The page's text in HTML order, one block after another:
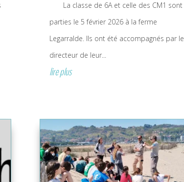
La classe de 6A et celle des CM1 sont
parties le 5 février 2026 à la ferme
Legarralde. Ils ont été accompagnés par le
directeur de leur...
lire plus